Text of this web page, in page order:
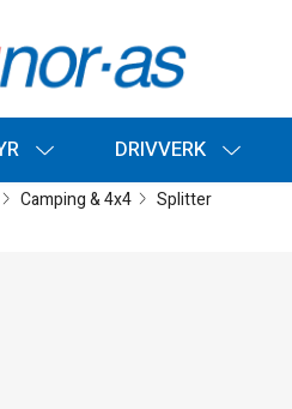
DRIVVERK
Camping & 4x4 Splitter